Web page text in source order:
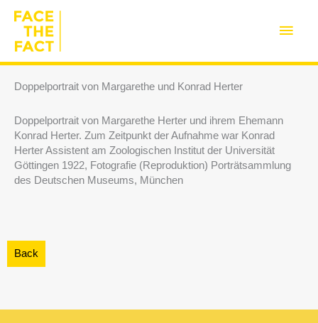
Inhalt
springen
Doppelportrait von Margarethe und Konrad Herter
Doppelportrait von Margarethe Herter und ihrem Ehemann
Konrad Herter. Zum Zeitpunkt der Aufnahme war Konrad
Herter Assistent am Zoologischen Institut der Universität
Göttingen 1922, Fotografie (Reproduktion) Porträtsammlung
des Deutschen Museums, München